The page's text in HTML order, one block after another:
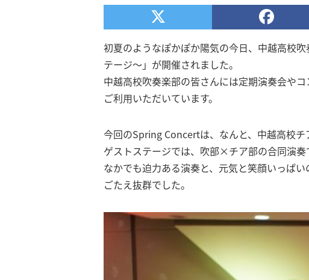
初夏のようなぽかぽか陽気の今日、中越高校
テージ～」が開催されました。
中越高校吹奏楽部の皆さんには定期演奏会や
ご利用いただいています。
今回のSpring Concertは、なんと、中越高校チ
ゲストステージでは、吹部×チア部の合同演奏
なかでも迫力ある演奏と、元気と笑顔いっぱ
ごたえ抜群でした。